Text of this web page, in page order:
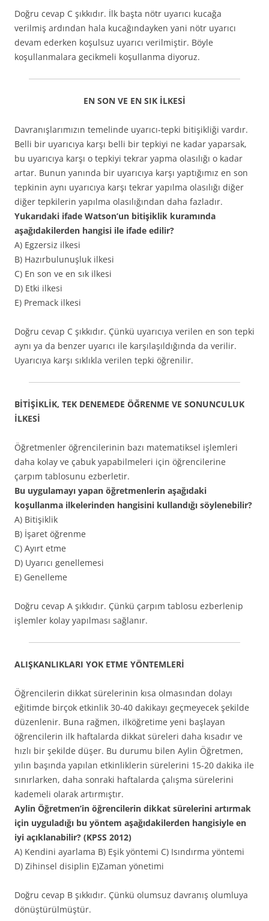
Doğru cevap C şıkkıdır. İlk başta nötr uyarıcı kucağa
verilmiş ardından hala kucağındayken yani nötr uyarıcı
devam ederken koşulsuz uyarıcı verilmiştir. Böyle
koşullanmalara gecikmeli koşullanma diyoruz.
EN SON VE EN SIK İLKESİ
Davranışlarımızın temelinde uyarıcı-tepki bitişikliği vardır.
Belli bir uyarıcıya karşı belli bir tepkiyi ne kadar yaparsak,
bu uyarıcıya karşı o tepkiyi tekrar yapma olasılığı o kadar
artar. Bunun yanında bir uyarıcıya karşı yaptığımız en son
tepkinin aynı uyarıcıya karşı tekrar yapılma olasılığı diğer
diğer tepkilerin yapılma olasılığından daha fazladır.
Yukarıdaki ifade Watson’un bitişiklik kuramında
aşağıdakilerden hangisi ile ifade edilir?
A) Egzersiz ilkesi
B) Hazırbulunuşluk ilkesi
C) En son ve en sık ilkesi
D) Etki ilkesi
E) Premack ilkesi
Doğru cevap C şıkkıdır. Çünkü uyarıcıya verilen en son tepki
aynı ya da benzer uyarıcı ile karşılaşıldığında da verilir.
Uyarıcıya karşı sıklıkla verilen tepki öğrenilir.
BİTİŞİKLİK, TEK DENEMEDE ÖĞRENME VE SONUNCULUK
İLKESİ
Öğretmenler öğrencilerinin bazı matematiksel işlemleri
daha kolay ve çabuk yapabilmeleri için öğrencilerine
çarpım tablosunu ezberletir.
Bu uygulamayı yapan öğretmenlerin aşağıdaki
koşullanma ilkelerinden hangisini kullandığı söylenebilir?
A) Bitişiklik
B) İşaret öğrenme
C) Ayırt etme
D) Uyarıcı genellemesi
E) Genelleme
Doğru cevap A şıkkıdır. Çünkü çarpım tablosu ezberlenip
işlemler kolay yapılması sağlanır.
ALIŞKANLIKLARI YOK ETME YÖNTEMLERİ
Öğrencilerin dikkat sürelerinin kısa olmasından dolayı
eğitimde birçok etkinlik 30-40 dakikayı geçmeyecek şekilde
düzenlenir. Buna rağmen, ilköğretime yeni başlayan
öğrencilerin ilk haftalarda dikkat süreleri daha kısadır ve
hızlı bir şekilde düşer. Bu durumu bilen Aylin Öğretmen,
yılın başında yapılan etkinliklerin sürelerini 15-20 dakika ile
sınırlarken, daha sonraki haftalarda çalışma sürelerini
kademeli olarak artırmıştır.
Aylin Öğretmen’in öğrencilerin dikkat sürelerini artırmak
için uyguladığı bu yöntem aşağıdakilerden hangisiyle en
iyi açıklanabilir? (KPSS 2012)
A) Kendini ayarlama B) Eşik yöntemi C) Isındırma yöntemi
D) Zihinsel disiplin E)Zaman yönetimi
Doğru cevap B şıkkıdır. Çünkü olumsuz davranış olumluya
dönüştürülmüştür.